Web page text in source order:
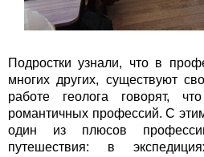
Подростки узнали, что в
многих других, существуют
работе геолога говорят,
романтичных профессий. С
один из плюсов
путешествия: в